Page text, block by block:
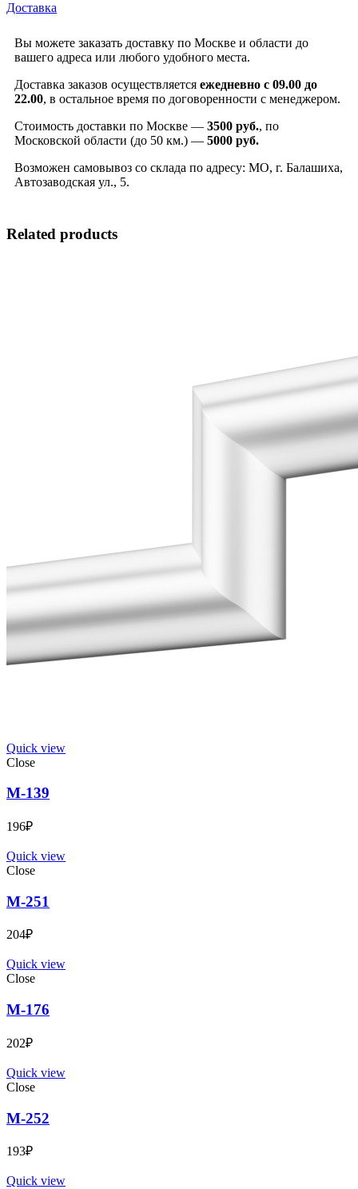
Доставка
Вы можете заказать доставку по Москве и области до
вашего адреса или любого удобного места.
Доставка заказов осуществляется ежедневно с 09.00 до
22.00, в остальное время по договоренности с менеджером.
Стоимость доставки по Москве — 3500 руб., по
Московской области (до 50 км.) — 5000 руб.
Возможен самовывоз со склада по адресу: МО, г. Балашиха,
Автозаводская ул., 5.
Related products
Quick view
Close
М-139
196₽
Quick view
Close
М-251
204₽
Quick view
Close
М-176
202₽
Quick view
Close
М-252
193₽
Quick view